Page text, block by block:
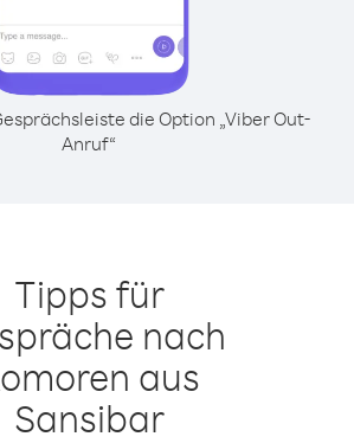
die Option „Viber Out-
Anruf“
Tipps für
nach
aus
Sansibar